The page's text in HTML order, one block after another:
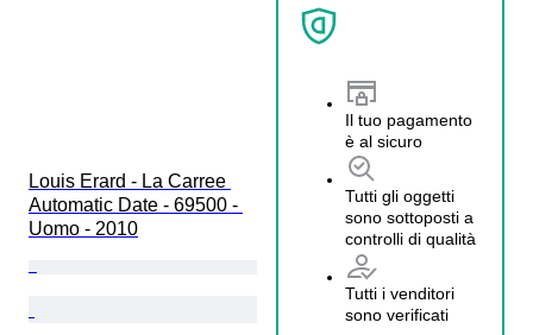
Il tuo pagamento
è al sicuro
Tutti gli oggetti
sono sottoposti a
controlli di qualità
Tutti i venditori
sono verificati
Louis Erard - La Carree
Automatic Date - 69500 -
Uomo - 2010